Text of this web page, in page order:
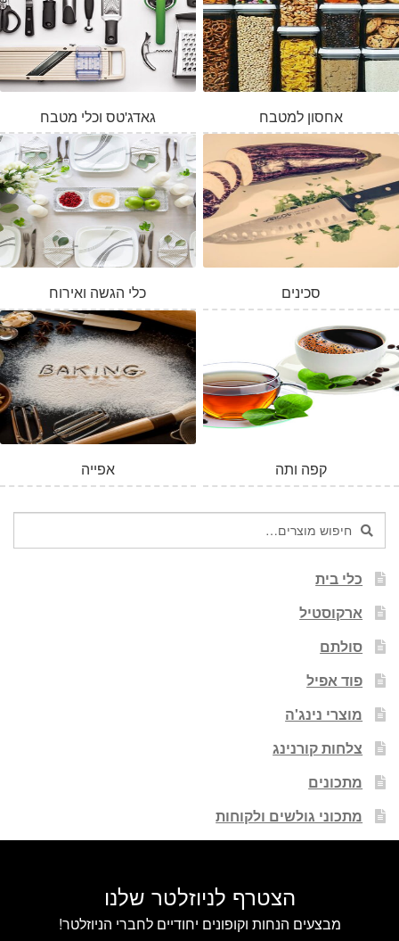
המלאי אזל
גאדג'טס וכלי מטבח אחסון למטבח
כלי הגשה ואירוח סכינים
אפייה קפה ותה
חיפוש
עבור:
חיפוש
כלי בית
ארקוסטיל
סולתם
פוד אפיל
מוצרי נינג'ה
צלחות קורנינג
מתכונים
מתכוני גולשים ולקוחות
הצטרף לניוזלטר שלנו
מבצעים הנחות וקופונים יחודיים לחברי הניוזלטר!